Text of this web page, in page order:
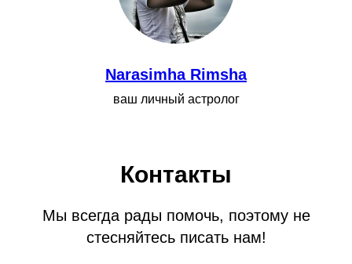
Narasimha Rimsha
ваш личный астролог
Контакты
Мы всегда рады помочь, поэтому не
стесняйтесь писать нам!